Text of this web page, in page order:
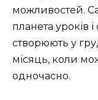
можливостей.
планета уроків
створюють у
місяць, коли
одночасно.